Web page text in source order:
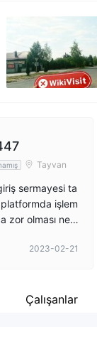
Tayvan
sermayesi ta
işlem
zor olması ned
bir aracı kuru
uzun zaman a
2023-02-21
Çalışanlar